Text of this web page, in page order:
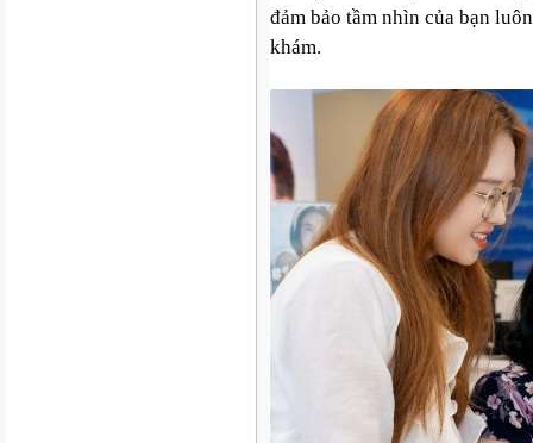
đảm bảo tầm nhìn của bạn
khám.